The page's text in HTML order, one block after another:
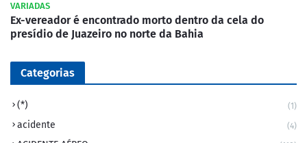
VARIADAS
Ex-vereador é encontrado morto dentro da cela do
presídio de Juazeiro no norte da Bahia
Categorias
(*) (1)
acidente (4)